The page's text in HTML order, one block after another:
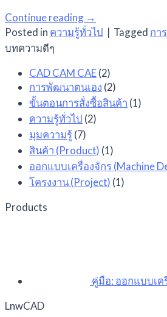
Continue reading →
Posted in ความรู้ทั่วไป | Tagged กา
บทความดีๆ
CAD CAM CAE(2)
การพัฒนาตนเอง (2)
ขั้นตอนการสั่งซื้อสินค้า (1)
ความรู้ทั่วไป (2)
มุมความรู้(7)
สินค้า (Product) (1)
ออกแบบเครื่องจักร (Machine
โครงงาน (Project) (1)
Products
คู่มือ: ออกแบบเ
LnwCAD